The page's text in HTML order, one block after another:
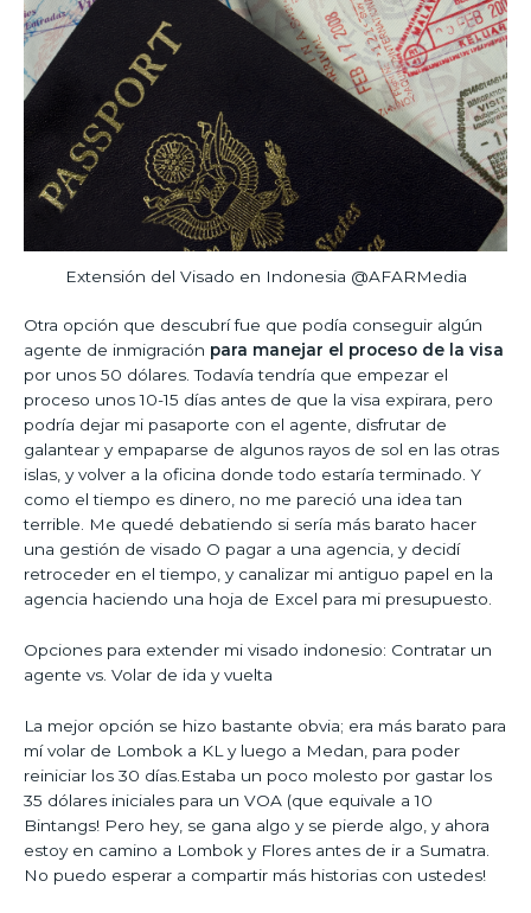
Extensión del Visado en Indonesia @AFARMedia
Otra opción que descubrí fue que podía conseguir algún
agente de inmigración para manejar el proceso de la visa
por unos 50 dólares. Todavía tendría que empezar el
proceso unos 10-15 días antes de que la visa expirara, pero
podría dejar mi pasaporte con el agente, disfrutar de
galantear y empaparse de algunos rayos de sol en las otras
islas, y volver a la oficina donde todo estaría terminado. Y
como el tiempo es dinero, no me pareció una idea tan
terrible. Me quedé debatiendo si sería más barato hacer
una gestión de visado O pagar a una agencia, y decidí
retroceder en el tiempo, y canalizar mi antiguo papel en la
agencia haciendo una hoja de Excel para mi presupuesto.
Opciones para extender mi visado indonesio: Contratar un
agente vs. Volar de ida y vuelta
La mejor opción se hizo bastante obvia; era más barato para
mí volar de Lombok a KL y luego a Medan, para poder
reiniciar los 30 días.Estaba un poco molesto por gastar los
35 dólares iniciales para un VOA (que equivale a 10
Bintangs! Pero hey, se gana algo y se pierde algo, y ahora
estoy en camino a Lombok y Flores antes de ir a Sumatra.
No puedo esperar a compartir más historias con ustedes!